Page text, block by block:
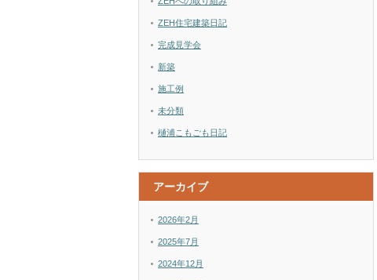
ZEH住宅建築日記
完成見学会
新築
施工例
未分類
樋浦こもごも日記
アーカイブ
2026年2月
2025年7月
2024年12月